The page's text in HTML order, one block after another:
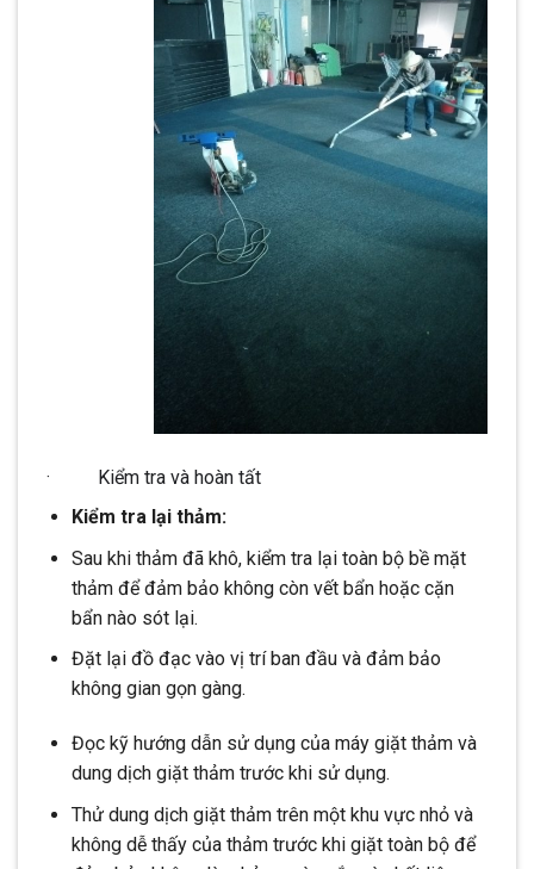
· Kiểm tra và hoàn tất
Kiểm tra lại thảm:
Sau khi thảm đã khô, kiểm tra lại toàn bộ bề mặt
thảm để đảm bảo không còn vết bẩn hoặc cặn
bẩn nào sót lại.
Đặt lại đồ đạc vào vị trí ban đầu và đảm bảo
không gian gọn gàng.
Đọc kỹ hướng dẫn sử dụng của máy giặt thảm và
dung dịch giặt thảm trước khi sử dụng.
Thử dung dịch giặt thảm trên một khu vực nhỏ và
không dễ thấy của thảm trước khi giặt toàn bộ để